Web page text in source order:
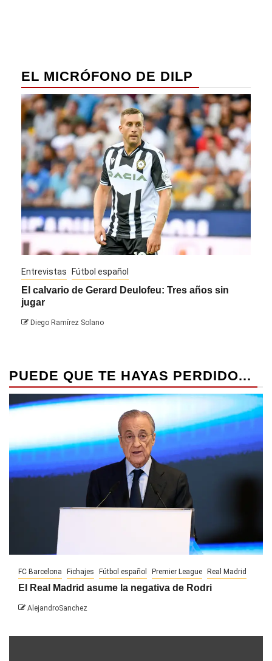
EL MICRÓFONO DE DILP
Entrevistas Fútbol español
El calvario de Gerard Deulofeu: Tres años sin
jugar
Diego Ramírez Solano
PUEDE QUE TE HAYAS PERDIDO...
FC Barcelona Fichajes Fútbol español Premier League Real Madrid
El Real Madrid asume la negativa de Rodri
AlejandroSanchez